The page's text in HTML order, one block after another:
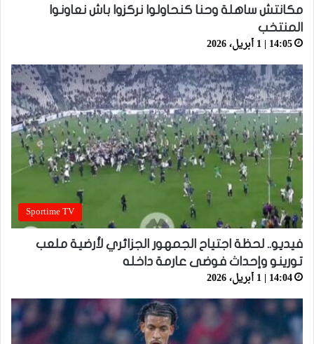
مكانتش ساهلة وحنا كنحاولوا نركزوا باش نعاونوا
المنتخب
14:05 | 1 أبريل، 2026
Sportime TV
فيديو.. لحظة اجتياح الجمهور الجزائري لأرضية ملعب
تورينو وإحداث فوضى عارمة داخله
14:04 | 1 أبريل، 2026